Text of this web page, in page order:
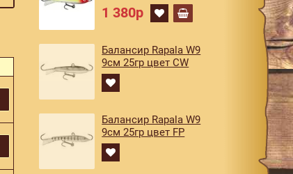
1 380р
Балансир Rapala W9
9см 25гр цвет CW
Балансир Rapala W9
9см 25гр цвет FP